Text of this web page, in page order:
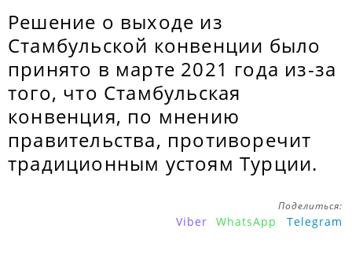
Решение о выходе из
Стамбульской конвенции было
принято в марте 2021 года из-за
того, что Стамбульская
конвенция, по мнению
правительства, противоречит
традиционным устоям Турции.
Поделиться:
Viber WhatsApp Telegram